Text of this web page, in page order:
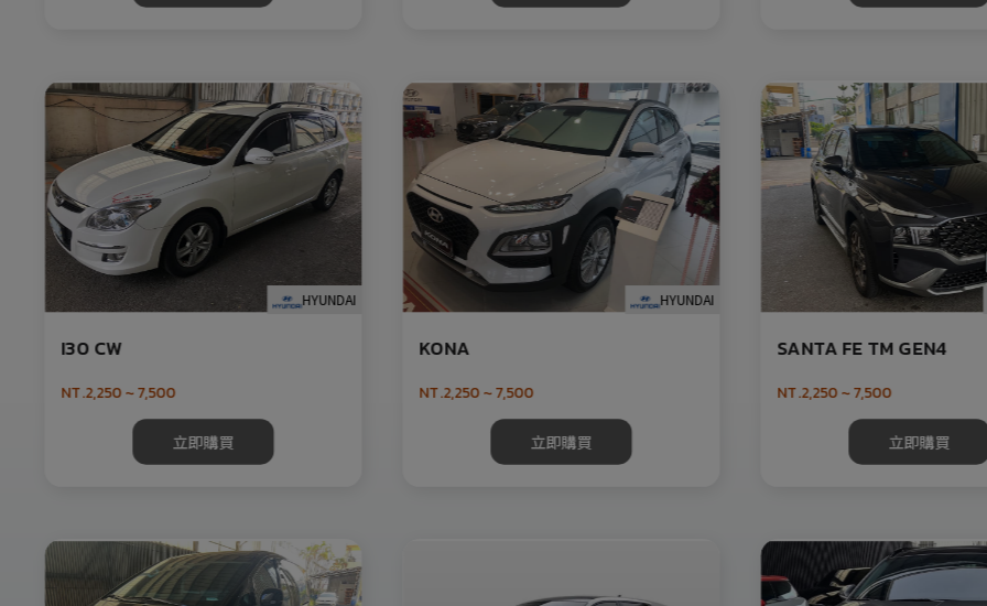
HYUNDAI
I30 CW
NT.2,250 ~ 7,500
立即購買
HYUNDAI
KONA
NT.2,250 ~ 7,500
立即購買
SANTA FE TM GEN4
NT.2,250 ~ 7,500
立即購買